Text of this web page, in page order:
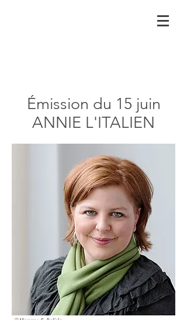
Émission du 15 juin
ANNIE L'ITALIEN